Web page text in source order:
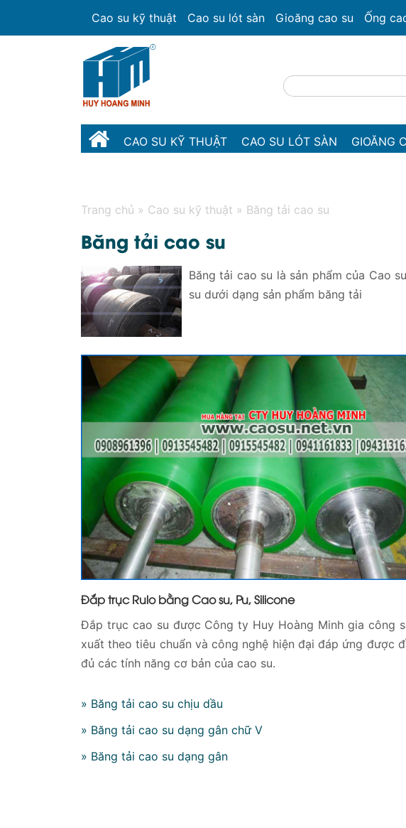
Cao su kỹ thuật Cao su lót sàn Gioăng cao su Ống
CAO SU KỸ THUẬT CAO SU LÓT SÀN GIOĂNG
Trang chủ » Cao su kỹ thuật » Băng tải cao su
Băng tải cao su
Băng tải cao su là sản phẩm của Cao
su dưới dạng sản phẩm băng tải
Đắp trục Rulo bằng Cao su, Pu, Silicone
Đắp trục cao su được Công ty Huy Hoàng Minh gia công
xuất theo tiêu chuẩn và công nghệ hiện đại đáp ứng được
đủ các tính năng cơ bản của cao su.
» Băng tải cao su chịu dầu
» Băng tải cao su dạng gân chữ V
» Băng tải cao su dạng gân